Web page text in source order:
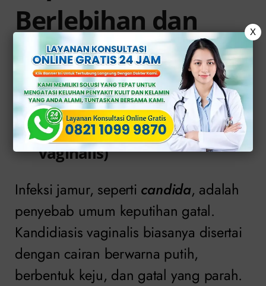
Berlebihan dan
Gatal
Inilah penyebabnya:
Infeksi jamur (kandidiasis
vaginalis)
Infeksi jamur, seperti candida, adalah
penyebab umum keputihan gatal.
Kandidiasis vaginalis biasanya disertai
dengan cairan berwarna putih,
berbentuk keju, dan gatal yang parah.
X